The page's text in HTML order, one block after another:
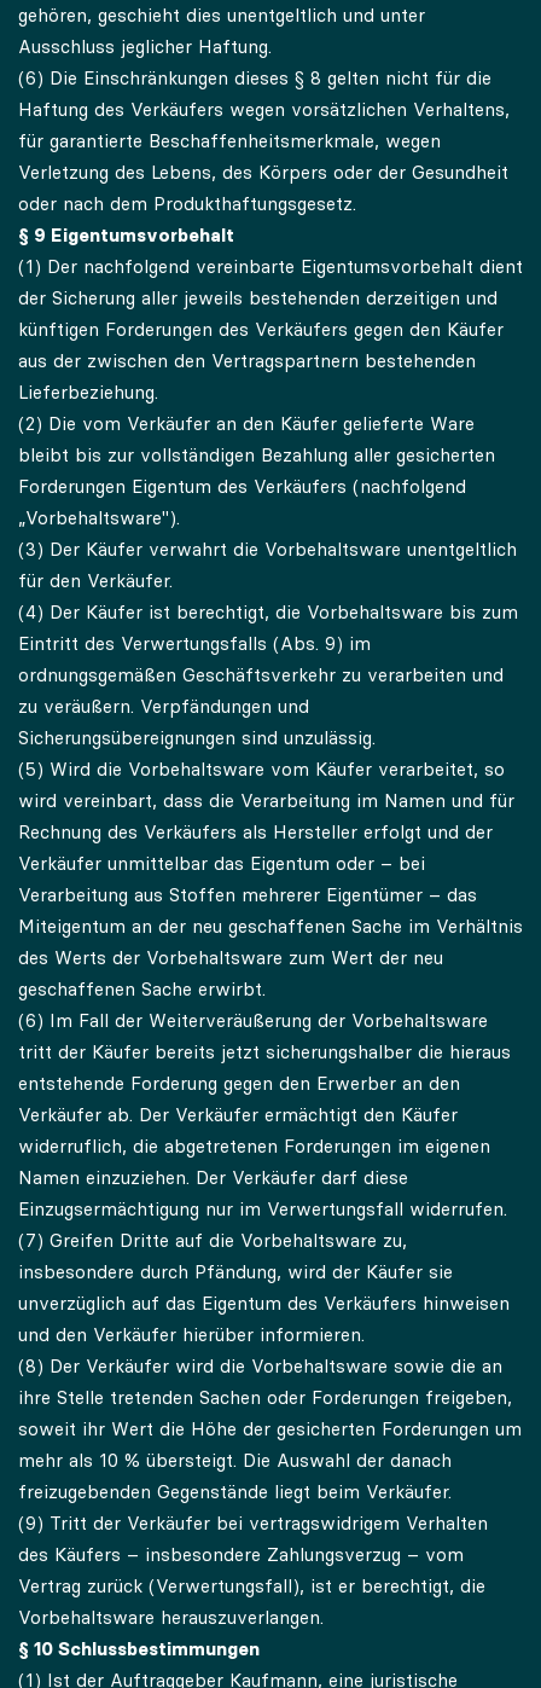
gehören, geschieht dies unentgeltlich und unter
Ausschluss jeglicher Haftung.
(6) Die Einschränkungen dieses § 8 gelten nicht für die
Haftung des Verkäufers wegen vorsätzlichen Verhaltens,
für garantierte Beschaffenheitsmerkmale, wegen
Verletzung des Lebens, des Körpers oder der Gesundheit
oder nach dem Produkthaftungsgesetz.
§ 9 Eigentumsvorbehalt
(1) Der nachfolgend vereinbarte Eigentumsvorbehalt dient
der Sicherung aller jeweils bestehenden derzeitigen und
künftigen Forderungen des Verkäufers gegen den Käufer
aus der zwischen den Vertragspartnern bestehenden
Lieferbeziehung.
(2) Die vom Verkäufer an den Käufer gelieferte Ware
bleibt bis zur vollständigen Bezahlung aller gesicherten
Forderungen Eigentum des Verkäufers (nachfolgend
„Vorbehaltsware").
(3) Der Käufer verwahrt die Vorbehaltsware unentgeltlich
für den Verkäufer.
(4) Der Käufer ist berechtigt, die Vorbehaltsware bis zum
Eintritt des Verwertungsfalls (Abs. 9) im
ordnungsgemäßen Geschäftsverkehr zu verarbeiten und
zu veräußern. Verpfändungen und
Sicherungsübereignungen sind unzulässig.
(5) Wird die Vorbehaltsware vom Käufer verarbeitet, so
wird vereinbart, dass die Verarbeitung im Namen und für
Rechnung des Verkäufers als Hersteller erfolgt und der
Verkäufer unmittelbar das Eigentum oder – bei
Verarbeitung aus Stoffen mehrerer Eigentümer – das
Miteigentum an der neu geschaffenen Sache im Verhältnis
des Werts der Vorbehaltsware zum Wert der neu
geschaffenen Sache erwirbt.
(6) Im Fall der Weiterveräußerung der Vorbehaltsware
tritt der Käufer bereits jetzt sicherungshalber die hieraus
entstehende Forderung gegen den Erwerber an den
Verkäufer ab. Der Verkäufer ermächtigt den Käufer
widerruflich, die abgetretenen Forderungen im eigenen
Namen einzuziehen. Der Verkäufer darf diese
Einzugsermächtigung nur im Verwertungsfall widerrufen.
(7) Greifen Dritte auf die Vorbehaltsware zu,
insbesondere durch Pfändung, wird der Käufer sie
unverzüglich auf das Eigentum des Verkäufers hinweisen
und den Verkäufer hierüber informieren.
(8) Der Verkäufer wird die Vorbehaltsware sowie die an
ihre Stelle tretenden Sachen oder Forderungen freigeben,
soweit ihr Wert die Höhe der gesicherten Forderungen um
mehr als 10 % übersteigt. Die Auswahl der danach
freizugebenden Gegenstände liegt beim Verkäufer.
(9) Tritt der Verkäufer bei vertragswidrigem Verhalten
des Käufers – insbesondere Zahlungsverzug – vom
Vertrag zurück (Verwertungsfall), ist er berechtigt, die
Vorbehaltsware herauszuverlangen.
§ 10 Schlussbestimmungen
(1) Ist der Auftraggeber Kaufmann, eine juristische